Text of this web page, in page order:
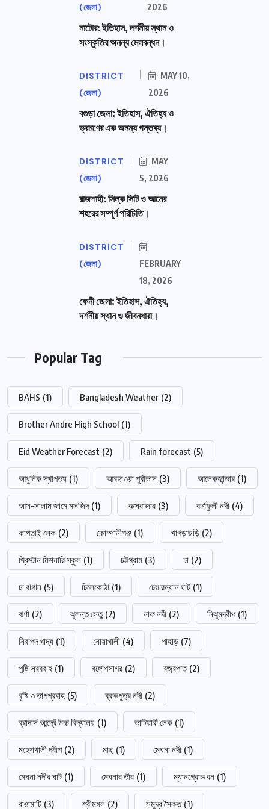
(জেলা)
2026
নাটোর: ইতিহাস, দর্শনীয় স্থান ও
সংস্কৃতির অনন্য মেলবন্ধন।
DISTRICT
(জেলা)
MAY 10,
2026
বগুড়া জেলা: ইতিহাস, ঐতিহ্য ও
ভ্রমণের এক অনন্য গন্তব্য।
DISTRICT
(জেলা)
MAY
5, 2026
রাজশাহী: সিল্ক সিটি ও আমের
শহরের সম্পূর্ণ পরিচিতি।
DISTRICT
(জেলা)
FEBRUARY
18, 2026
ফেনী জেলা: ইতিহাস, ঐতিহ্য,
দর্শনীয় স্থান ও জীবনধারা।
Popular Tag
BAHS (1) Bangladesh Weather (2)
Brother Andre High School (1)
Eid Weather Forecast (2) Rain forecast (5)
আধুনিক স্থাপত্য (1) আবহাওয়া পূর্বাভাস (3) আলেকজান্ডার (1)
আস-সালাম জামে মসজিদ (1) কক্সবাজার (3) কর্ণফুলী নদী (4)
কাপ্তাই লেক (2) কোম্পানীগঞ্জ (1) খাগড়াছড়ি (2)
খ্রিস্টান মিশনারি স্কুল (1) চট্টগ্রাম (3) চা (2)
চা বাগান (5) চিলেকোঠা (1) চেয়ারম্যান ঘাট (1)
ঝর্ণা (2) ঝুলন্ত সেতু (2) নাফ নদী (2) নিঝুমদ্বীপ (1)
নিরাপদ খাদ্য (1) নোয়াখালী (4) পাহাড় (7)
পুষ্টি সরবরাহ (1) বঙ্গোপসাগর (2) বজ্রপাত (2)
বৃষ্টি ও তাপপ্রবাহ (5) ব্রহ্মপুত্র নদী (2)
ব্রাদার্স আন্দ্রেঁ উচ্চ বিদ্যালয় (1) ভাটিয়ারী লেক (1)
মহেশখালী দ্বীপ (2) মাছ (1) মেঘনা নদী (1)
মেঘনা নদীর ঘাট (1) মেঘনার তীর (1) ম্যানগ্রোভ বন (1)
রাঙামাটি (3) শ্রীমঙ্গল (2) সমুদ্র সৈকত (1)